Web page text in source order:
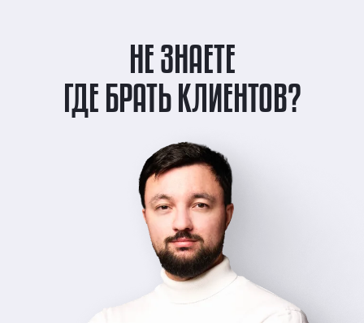
ГДЕ БРАТЬ КЛИЕНТОВ?
НЕ ЗНАЕТЕ